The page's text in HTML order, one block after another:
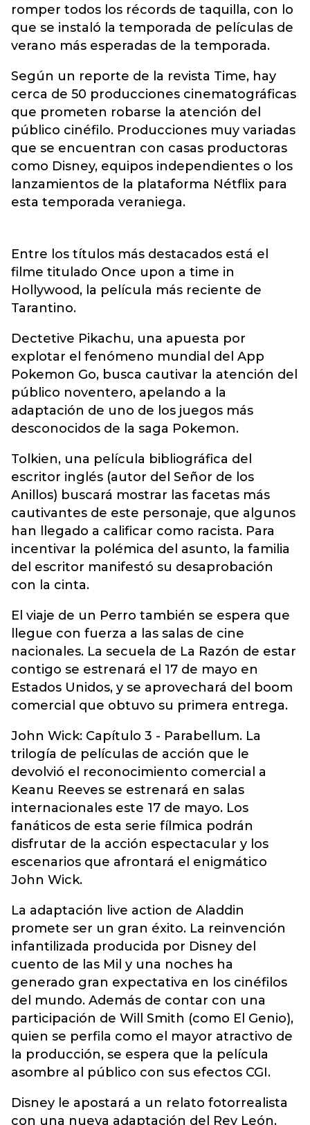
romper todos los récords de taquilla, con lo
que se instaló la temporada de películas de
verano más esperadas de la temporada.
Según un reporte de la revista Time, hay
cerca de 50 producciones cinematográficas
que prometen robarse la atención del
público cinéfilo. Producciones muy variadas
que se encuentran con casas productoras
como Disney, equipos independientes o los
lanzamientos de la plataforma Nétflix para
esta temporada veraniega.
Entre los títulos más destacados está el
filme titulado Once upon a time in
Hollywood, la película más reciente de
Tarantino.
Dectetive Pikachu, una apuesta por
explotar el fenómeno mundial del App
Pokemon Go, busca cautivar la atención del
público noventero, apelando a la
adaptación de uno de los juegos más
desconocidos de la saga Pokemon.
Tolkien, una película bibliográfica del
escritor inglés (autor del Señor de los
Anillos) buscará mostrar las facetas más
cautivantes de este personaje, que algunos
han llegado a calificar como racista. Para
incentivar la polémica del asunto, la familia
del escritor manifestó su desaprobación
con la cinta.
El viaje de un Perro también se espera que
llegue con fuerza a las salas de cine
nacionales. La secuela de La Razón de estar
contigo se estrenará el 17 de mayo en
Estados Unidos, y se aprovechará del boom
comercial que obtuvo su primera entrega.
John Wick: Capítulo 3 - Parabellum. La
trilogía de películas de acción que le
devolvió el reconocimiento comercial a
Keanu Reeves se estrenará en salas
internacionales este 17 de mayo. Los
fanáticos de esta serie fílmica podrán
disfrutar de la acción espectacular y los
escenarios que afrontará el enigmático
John Wick.
La adaptación live action de Aladdin
promete ser un gran éxito. La reinvención
infantilizada producida por Disney del
cuento de las Mil y una noches ha
generado gran expectativa en los cinéfilos
del mundo. Además de contar con una
participación de Will Smith (como El Genio),
quien se perfila como el mayor atractivo de
la producción, se espera que la película
asombre al público con sus efectos CGI.
Disney le apostará a un relato fotorrealista
con una nueva adaptación del Rey León.